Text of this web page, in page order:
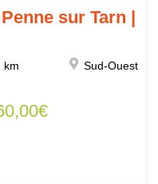
sur Tarn |
km Sud-Ouest
€